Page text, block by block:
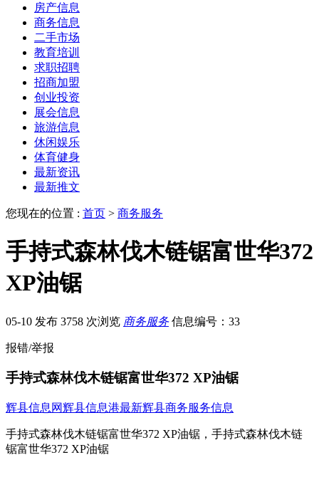
房产信息
商务信息
二手市场
教育培训
求职招聘
招商加盟
创业投资
展会信息
旅游信息
休闲娱乐
体育健身
最新资讯
最新推文
您现在的位置 : 首页 > 商务服务
手持式森林伐木链锯富世华372
XP油锯
05-10 发布 3758 次浏览 商务服务 信息编号：33
报错/举报
手持式森林伐木链锯富世华372 XP油锯
辉县信息网辉县信息港最新辉县商务服务信息
手持式森林伐木链锯富世华372 XP油锯，手持式森林伐木链
锯富世华372 XP油锯